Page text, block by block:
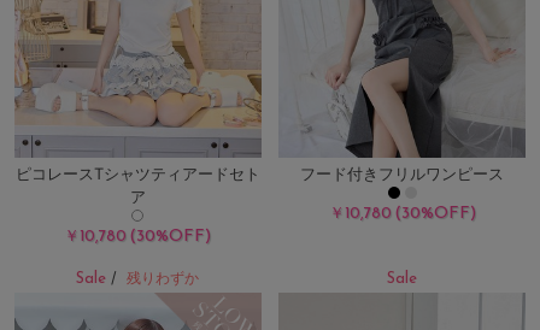
ピコレースTシャツティアードセト
ア
￥10,780(30%OFF)
フード付きフリルワンピース
￥10,780(30%OFF)
Sale /残りわずか Sale